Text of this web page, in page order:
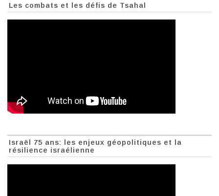
Les combats et les défis de Tsahal
Israël 75 ans: les enjeux géopolitiques et la
résilience israélienne